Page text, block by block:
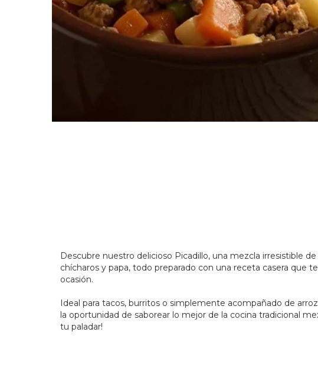
Descubre nuestro delicioso Picadillo, una mezcla irresistible
chícharos y papa, todo preparado con una receta casera que
ocasión.
Ideal para tacos, burritos o simplemente acompañado de
la oportunidad de saborear lo mejor de la cocina tradicional
tu paladar!